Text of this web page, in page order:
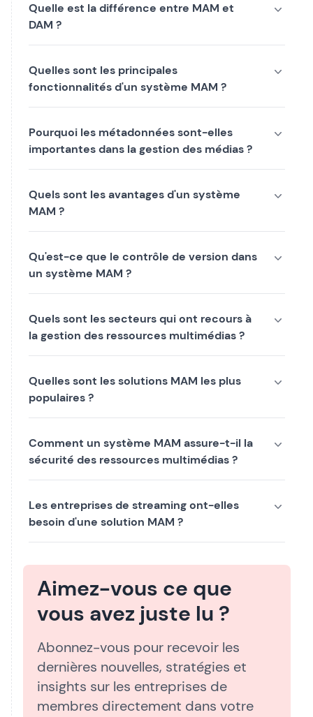
Quelle est la différence entre MAM et
DAM ?
Quelles sont les principales
fonctionnalités d'un système MAM ?
Pourquoi les métadonnées sont-elles
importantes dans la gestion des médias ?
Quels sont les avantages d'un système
MAM ?
Qu'est-ce que le contrôle de version dans
un système MAM ?
Quels sont les secteurs qui ont recours à
la gestion des ressources multimédias ?
Quelles sont les solutions MAM les plus
populaires ?
Comment un système MAM assure-t-il la
sécurité des ressources multimédias ?
Les entreprises de streaming ont-elles
besoin d'une solution MAM ?
Aimez-vous ce que
vous avez juste lu ?
Abonnez-vous pour recevoir les
dernières nouvelles, stratégies et
insights sur les entreprises de
membres directement dans votre